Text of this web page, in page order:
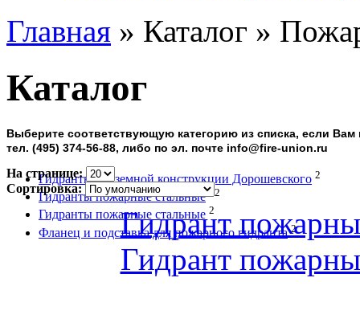
Главная » Каталог »
Каталог
Выберите соответствующую категорию из списка, если
тел. (495) 374-56-88, либо по эл. почте info@fire-union.ru
Гидранты надземной конструкции Дорошевского 2
Гидранты пожарные стальные 12
Гидранты пожарные стальные 2
Фланец и подставка для пожарного гидранта 2
На странице:
Сортировка:
Гидрант
Гидрант